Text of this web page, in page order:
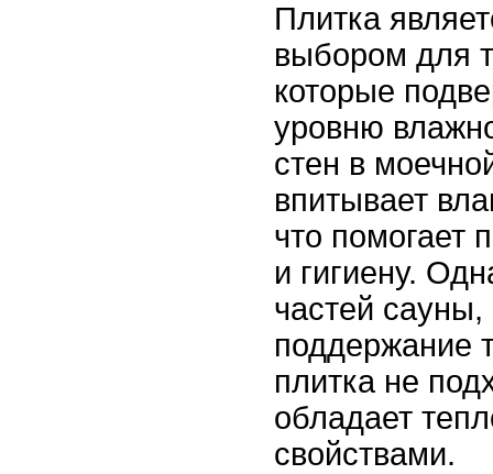
Плитка
выбором для
которые
уровню
стен в
впитывает
что помогает
и гигиену.
частей сауны,
поддержание
плитка не
обладает
свойствами.